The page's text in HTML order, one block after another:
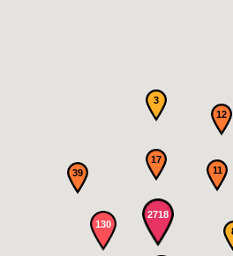
2718
12
3
39
130
17
11